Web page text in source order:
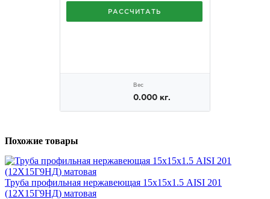
Похожие товары
Труба профильная нержавеющая 15х15х1.5 AISI 201
(12Х15Г9НД) матовая